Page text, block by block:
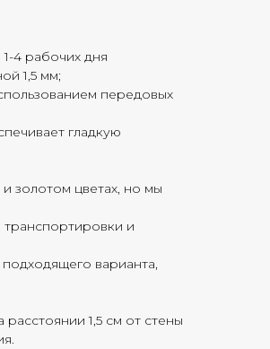
4 рабочих дня
1,5 мм;
передовых
гладкую
золотом цветах, но мы
транспортировки и
варианта,
1,5 см от стены